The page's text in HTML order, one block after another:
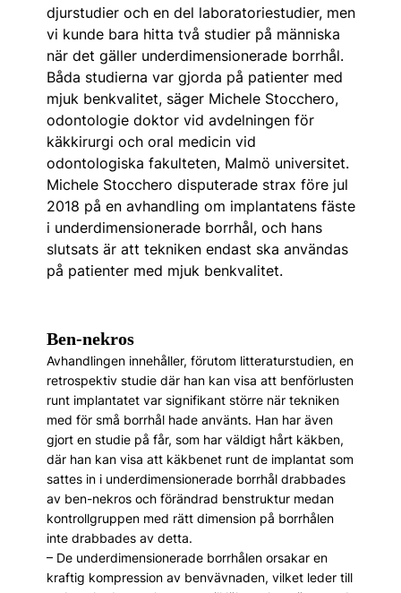
djurstudier och en del laboratoriestudier, men
vi kunde bara hitta två studier på människa
när det gäller underdimensionerade borrhål.
Båda studierna var gjorda på patienter med
mjuk benkvalitet, säger Michele Stocchero,
odontologie doktor vid avdelningen för
käkkirurgi och oral medicin vid
odontologiska fakulteten, Malmö universitet.
Michele Stocchero disputerade strax före jul
2018 på en avhandling om implantatens fäste
i underdimensionerade borrhål, och hans
slutsats är att tekniken endast ska användas
på patienter med mjuk benkvalitet.
Ben-nekros
Avhandlingen innehåller, förutom litteraturstudien, en
retrospektiv studie där han kan visa att benförlusten
runt implantatet var signifikant större när tekniken
med för små borrhål hade använts. Han har även
gjort en studie på får, som har väldigt hårt käkben,
där han kan visa att käkbenet runt de implantat som
sattes in i underdimensionerade borrhål drabbades
av ben-nekros och förändrad benstruktur medan
kontrollgruppen med rätt dimension på borrhålen
inte drabbades av detta.
– De underdimensionerade borrhålen orsakar en
kraftig kompression av benvävnaden, vilket leder till